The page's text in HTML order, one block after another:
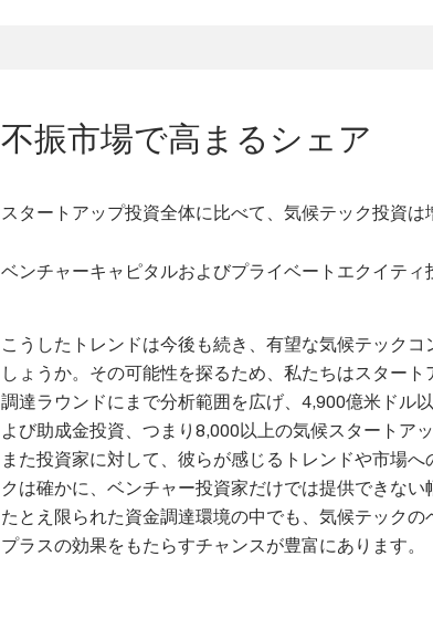
不振市場で高まるシェア
スタートアップ投資全体に比べて、気候テック投資は
ベンチャーキャピタルおよびプライベートエクイテ
こうしたトレンドは今後も続き、有望な気候テック
しょうか。その可能性を探るため、私たちはスター
調達ラウンドにまで分析範囲を広げ、4,900億米ドル
よび助成金投資、つまり8,000以上の気候スタートア
また投資家に対して、彼らが感じるトレンドや市場
クは確かに、ベンチャー投資家だけでは提供できな
たとえ限られた資金調達環境の中でも、気候テック
プラスの効果をもたらすチャンスが豊富にあります。